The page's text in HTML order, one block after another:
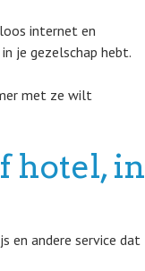
internet en
je gezelschap hebt.
met ze wilt
hotel, in
en andere service dat